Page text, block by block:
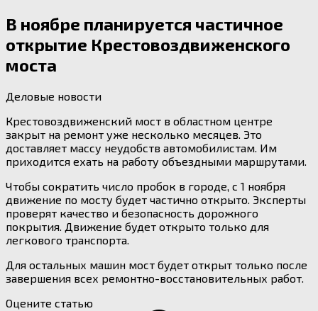
В ноябре планируется частичное
открытие Крестовоздвиженского
моста
Деловые новости
Крестовоздвиженский мост в областном центре
закрыт на ремонт уже несколько месяцев. Это
доставляет массу неудобств автомобилистам. Им
приходится ехать на работу объездными маршрутами.
Чтобы сократить число пробок в городе, с 1 ноября
движение по мосту будет частично открыто. Эксперты
проверят качество и безопасность дорожного
покрытия. Движение будет открыто только для
легкового транспорта.
Для остальных машин мост будет открыт только после
завершения всех ремонтно-восстановительных работ.
Оцените статью